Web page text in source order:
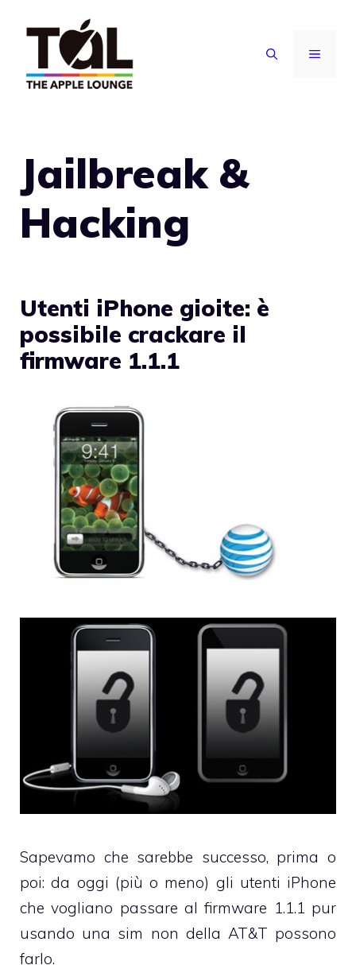
contenuto
MENU
Jailbreak &
Hacking
Utenti iPhone gioite: è
possibile crackare il
firmware 1.1.1
Sapevamo che sarebbe successo, prima o
poi: da oggi (più o meno) gli utenti iPhone
che vogliano passare al firmware 1.1.1 pur
usando una sim non della AT&T possono
farlo.